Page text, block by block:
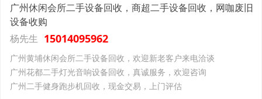
广州休闲会所二手设备回收，商超二手设备回收，网咖废旧
设备收购
杨先生 15014095962
广州黄埔休闲会所二手设备回收，欢迎新老客户来电洽谈
广州花都二手灯光音响设备回收，真诚服务，欢迎咨询
广州二手健身跑步机回收，现金交易，上门评估